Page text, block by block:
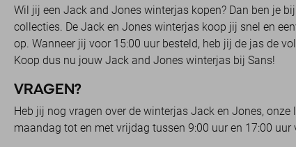
Wil jij een Jack and Jones winterjas kopen? Dan ben je
collecties. De Jack en Jones winterjas koop jij snel en
op. Wanneer jij voor 15:00 uur besteld, heb jij de jas de
Koop dus nu jouw Jack and Jones winterjas bij Sans!
VRAGEN?
Heb jij nog vragen over de winterjas Jack en Jones,
maandag tot en met vrijdag tussen 9:00 uur en 17:00